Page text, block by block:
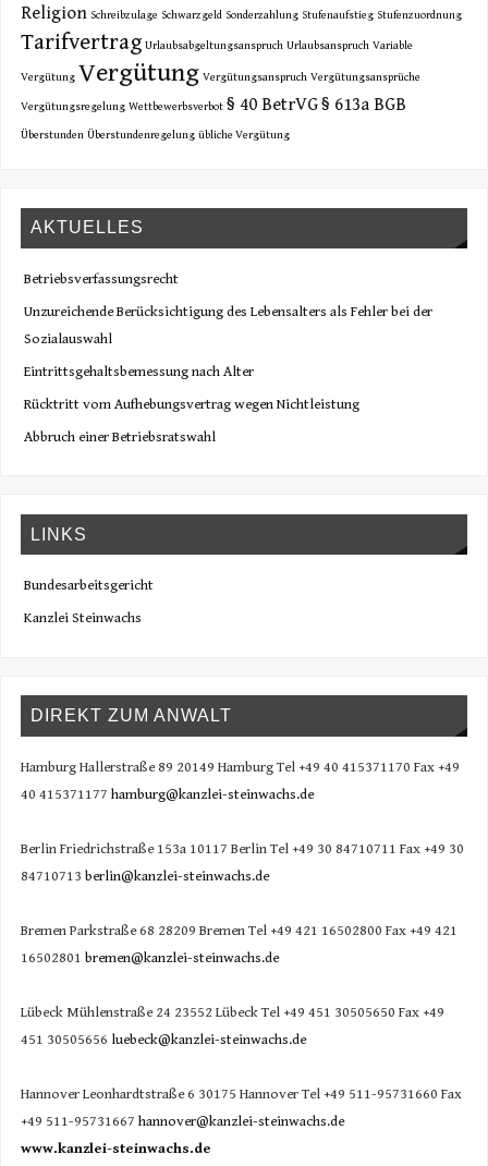
Religion Schreibzulage Schwarzgeld Sonderzahlung Stufenaufstieg Stufenzuordnung
Tarifvertrag Urlaubsabgeltungsanspruch Urlaubsanspruch Variable
Vergütung Vergütung Vergütungsanspruch Vergütungsansprüche
Vergütungsregelung Wettbewerbsverbot § 40 BetrVG§ 613a BGB
Überstunden Überstundenregelung übliche Vergütung
AKTUELLES
Betriebsverfassungsrecht
Unzureichende Berücksichtigung des Lebensalters als Fehler bei der
Sozialauswahl
Eintrittsgehaltsbemessung nach Alter
Rücktritt vom Aufhebungsvertrag wegen Nichtleistung
Abbruch einer Betriebsratswahl
LINKS
Bundesarbeitsgericht
Kanzlei Steinwachs
DIREKT ZUM ANWALT
Hamburg Hallerstraße 89 20149 Hamburg Tel +49 40 415371170 Fax +49
40 415371177 hamburg@kanzlei-steinwachs.de
Berlin Friedrichstraße 153a 10117 Berlin Tel +49 30 84710711 Fax +49 30
84710713 berlin@kanzlei-steinwachs.de
Bremen Parkstraße 68 28209 Bremen Tel +49 421 16502800 Fax +49 421
16502801 bremen@kanzlei-steinwachs.de
Lübeck Mühlenstraße 24 23552 Lübeck Tel +49 451 30505650 Fax +49
451 30505656 luebeck@kanzlei-steinwachs.de
Hannover Leonhardtstraße 6 30175 Hannover Tel +49 511-95731660 Fax
+49 511-95731667 hannover@kanzlei-steinwachs.de
www.kanzlei-steinwachs.de